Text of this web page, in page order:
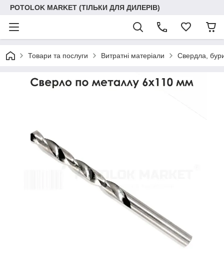
POTOLOK MARKET (ТІЛЬКИ ДЛЯ ДИЛЕРІВ)
Товари та послуги Витратні матеріали Свердла,